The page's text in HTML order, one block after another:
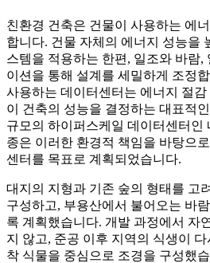
친환경 건축은 건물이 사용하는 에
합니다. 건물 자체의 에너지 성능을
스템을 적용하는 한편, 일조와 바람,
이션을 통해 설계를 세밀하게 조정
사용하는 데이터센터는 에너지 절
이 건축의 성능을 결정하는 대표적
규모의 하이퍼스케일 데이터센터인
종은 이러한 환경적 책임을 바탕으
센터를 목표로 계획되었습니다.
대지의 지형과 기존 숲의 형태를 고
구성하고, 부용산에서 불어오는 바
록 계획했습니다. 개발 과정에서 자
지 않고, 준공 이후 지역의 식생이
착 식물을 중심으로 조경을 구성했